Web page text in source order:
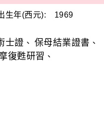
生年(西元): 1969
士證 、 保母結業證書 、
復甦研習 、